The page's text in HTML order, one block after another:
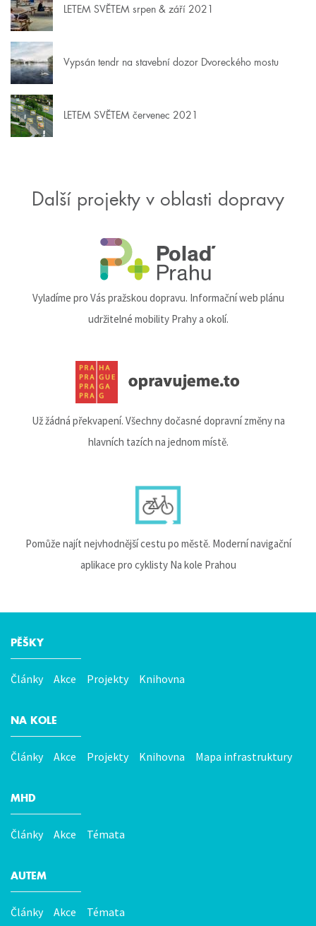
LETEM SVĚTEM srpen & září 2021
Vypsán tendr na stavební dozor Dvoreckého mostu
LETEM SVĚTEM červenec 2021
Další projekty v oblasti dopravy
Vyladíme pro Vás pražskou dopravu. Informační web plánu
udržitelné mobility Prahy a okolí.
Už žádná překvapení. Všechny dočasné dopravní změny na
hlavních tazích na jednom místě.
Pomůže najít nejvhodnější cestu po městě. Moderní navigační
aplikace pro cyklisty Na kole Prahou
Hlavní
menu
PĚŠKY
Články Akce Projekty Knihovna
NA KOLE
Články Akce Projekty Knihovna Mapa infrastruktury
MHD
Články Akce Témata
AUTEM
Články Akce Témata